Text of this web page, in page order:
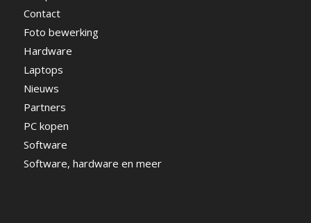
Contact
Foto bewerking
Hardware
Laptops
Nieuws
Partners
PC kopen
Software
Software, hardware en meer